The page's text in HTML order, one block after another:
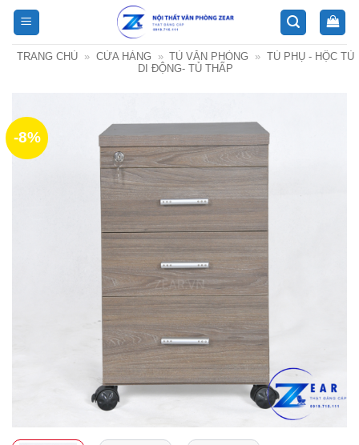
Bỏ
qua
nội
TRANG CHỦ » CỬA HÀNG » TỦ VĂN PHÒNG » TỦ PHỤ - HỘC TỦ
DI ĐỘNG- TỦ THẤP
-8%